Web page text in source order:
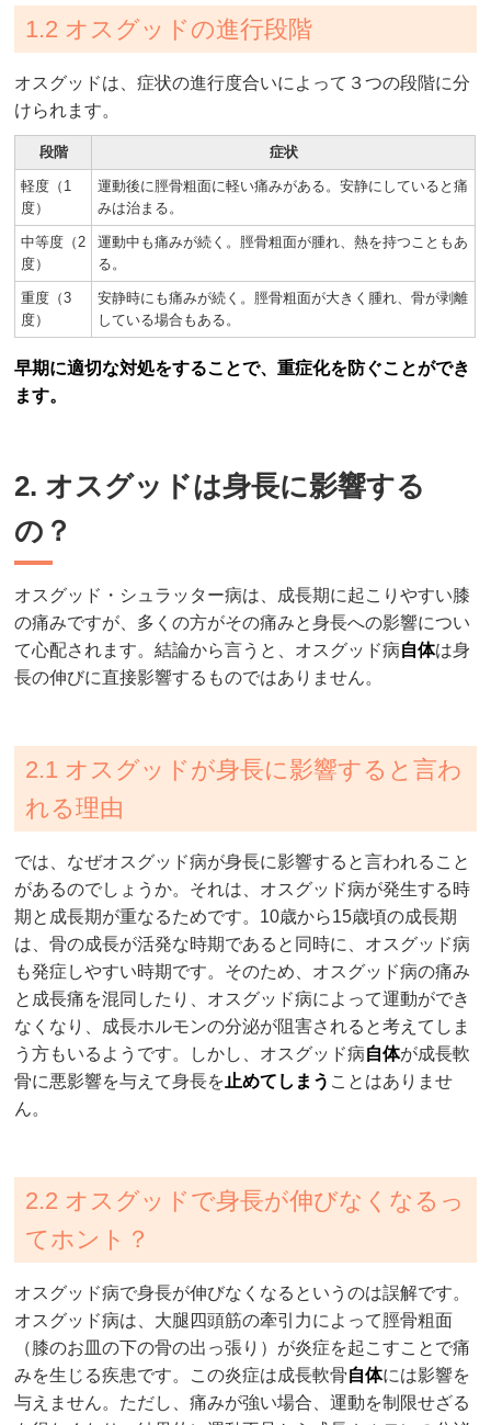
1.2 オスグッドの進行段階
オスグッドは、症状の進行度合いによって３つの段階に分
けられます。
段階 症状
軽度（1
度）
運動後に脛骨粗面に軽い痛みがある。安静にしていると痛
みは治まる。
中等度（2
度）
運動中も痛みが続く。脛骨粗面が腫れ、熱を持つこともあ
る。
重度（3
度）
安静時にも痛みが続く。脛骨粗面が大きく腫れ、骨が剥離
している場合もある。
早期に適切な対処をすることで、重症化を防ぐことができ
ます。
2. オスグッドは身長に影響する
の？
オスグッド・シュラッター病は、成長期に起こりやすい膝
の痛みですが、多くの方がその痛みと身長への影響につい
て心配されます。結論から言うと、オスグッド病自体は身
長の伸びに直接影響するものではありません。
2.1 オスグッドが身長に影響すると言わ
れる理由
では、なぜオスグッド病が身長に影響すると言われること
があるのでしょうか。それは、オスグッド病が発生する時
期と成長期が重なるためです。10歳から15歳頃の成長期
は、骨の成長が活発な時期であると同時に、オスグッド病
も発症しやすい時期です。そのため、オスグッド病の痛み
と成長痛を混同したり、オスグッド病によって運動ができ
なくなり、成長ホルモンの分泌が阻害されると考えてしま
う方もいるようです。しかし、オスグッド病自体が成長軟
骨に悪影響を与えて身長を 止めてしまう ことはありませ
ん。
2.2 オスグッドで身長が伸びなくなるっ
てホント？
オスグッド病で身長が伸びなくなるというのは誤解です。
オスグッド病は、大腿四頭筋の牽引力によって脛骨粗面
（膝のお皿の下の骨の出っ張り）が炎症を起こすことで痛
みを生じる疾患です。この炎症は成長軟骨自体には影響を
与えません。ただし、痛みが強い場合、運動を制限せざる